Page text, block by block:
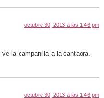
octubre 30, 2013 a las 1:46 pm
la campanilla a la cantaora.
octubre 30, 2013 a las 1:46 pm